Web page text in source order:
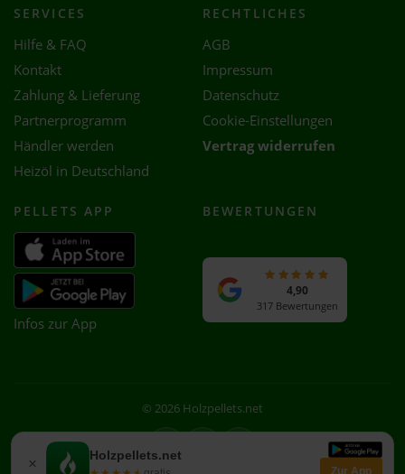
× Holzpellets.net
Zur App
SERVICES
Hilfe & FAQ
Kontakt
Zahlung & Lieferung
Partnerprogramm
Händler werden
Heizöl in Deutschland
RECHTLICHES
AGB
Impressum
Datenschutz
Cookie-Einstellungen
Vertrag widerrufen
PELLETS APP
Infos zur App
BEWERTUNGEN
4,90
317 Bewertungen
© 2026 Holzpellets.net
Facebook